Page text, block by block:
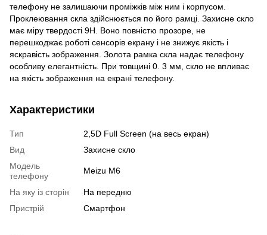
телефону не залишаючи проміжків між ним і корпусом.
Проклеювання скла здійснюється по його рамці. Захисне скло
має міру твердості 9Н. Воно повністю прозоре, не
перешкоджає роботі сенсорів екрану і не знижує якість і
яскравість зображення. Золота рамка скла надає телефону
особливу елегантність. При товщині 0. 3 мм, скло не впливає
на якість зображення на екрані телефону.
Характеристики
Тип
2,5D Full Screen (на весь екран)
Вид
Захисне скло
Модель
телефону
Meizu M6
На яку із сторін
На передню
Пристрiй
Смартфон